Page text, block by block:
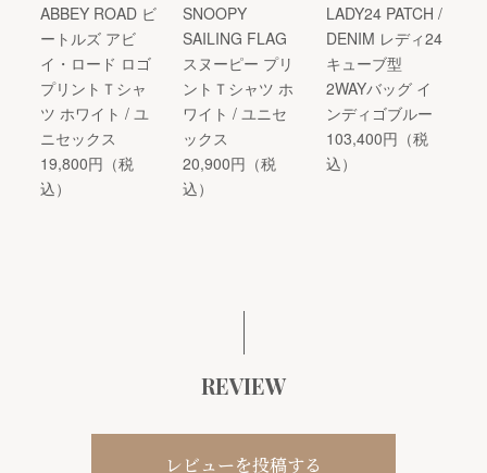
ABBEY ROAD ビ
ートルズ アビ
イ・ロード ロゴ
プリントＴシャ
ツ ホワイト / ユ
ニセックス
19,800円（税
込）
SNOOPY
SAILING FLAG
スヌーピー プリ
ントＴシャツ ホ
ワイト / ユニセ
ックス
20,900円（税
込）
LADY24 PATCH /
DENIM レディ24
キューブ型
2WAYバッグ イ
ンディゴブルー
103,400円（税
込）
REVIEW
レビューを投稿する